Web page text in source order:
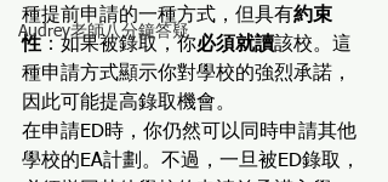
Audrey老師八分鐘答疑
種提前申請的一種方式，但具有約束
性 ：如果被錄取，你必須就讀該校。這
種申請方式顯示你對學校的強烈承諾，
因此可能提高錄取機會。
在申請ED時，你仍然可以同時申請其他
學校的EA計劃。不過，一旦被ED錄取，